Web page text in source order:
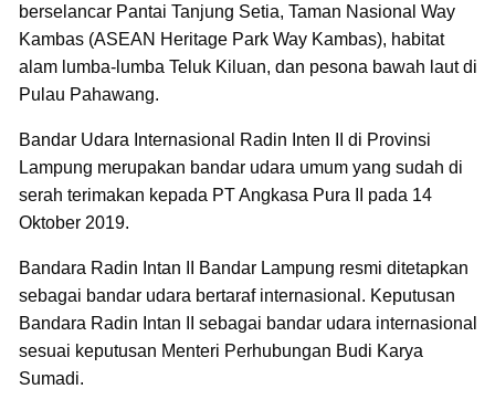
berselancar Pantai Tanjung Setia, Taman Nasional Way
Kambas (ASEAN Heritage Park Way Kambas), habitat
alam lumba-lumba Teluk Kiluan, dan pesona bawah laut di
Pulau Pahawang.
Bandar Udara Internasional Radin Inten II di Provinsi
Lampung merupakan bandar udara umum yang sudah di
serah terimakan kepada PT Angkasa Pura II pada 14
Oktober 2019.
Bandara Radin Intan II Bandar Lampung resmi ditetapkan
sebagai bandar udara bertaraf internasional. Keputusan
Bandara Radin Intan II sebagai bandar udara internasional
sesuai keputusan Menteri Perhubungan Budi Karya
Sumadi.